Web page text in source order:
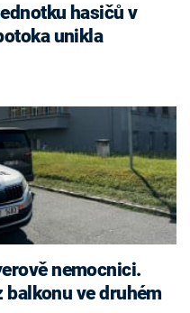
hasičů v
unikla
nemocnici.
balkonu ve druhém